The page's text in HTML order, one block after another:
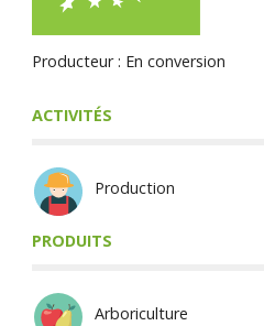
Producteur : En conversion
ACTIVITÉS
Production
PRODUITS
Arboriculture